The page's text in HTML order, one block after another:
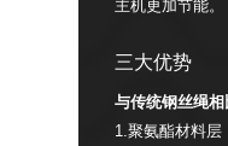
主机更加节能。
三大优势
与传统钢丝绳相
1.聚氨酯材料层